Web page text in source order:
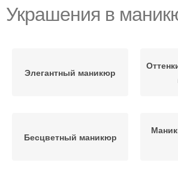
Украшения в
Элегантный маникюр
Бесцветный маникюр